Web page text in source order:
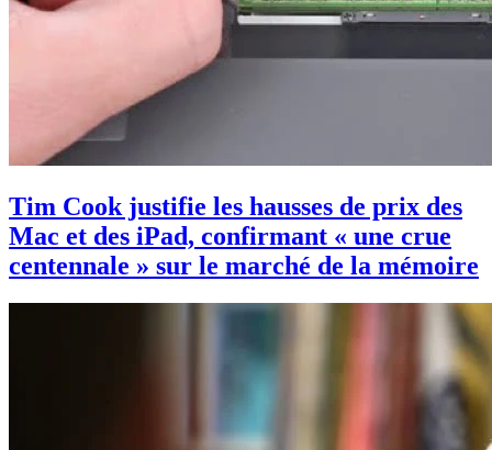
Tim Cook justifie les hausses de prix des
Mac et des iPad, confirmant « une crue
centennale » sur le marché de la mémoire